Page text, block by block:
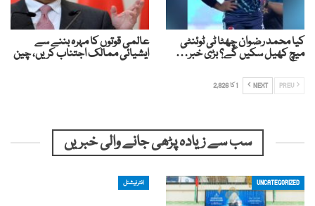
کیا محمد رضوان چھٹا ٹی ٹوئنٹی
میچ کھیل سکیں گے؟ بڑی خبر…
عالمی قوتوں کا مہرہ بننے سے
ایشیائی ممالک اجتناب کریں، چین
NEXT 1 کا 2,826
سب سے زیادہ پڑھی جانے والی خبریں
UNCATEGORIZED انٹرنیشنل